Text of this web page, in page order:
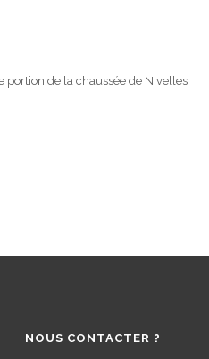
portion de la chaussée de Nivelles
NOUS CONTACTER ?